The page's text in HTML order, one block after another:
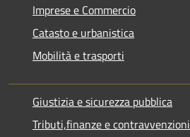
Imprese e Commercio
Catasto e urbanistica
Mobilità e trasporti
Giustizia e sicurezza pubblica
Tributi,finanze e contravvenzioni